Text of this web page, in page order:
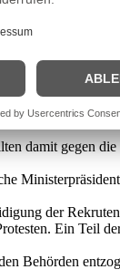
Valery
erst nach
damit gegen
der
Ein Teil
Behörden